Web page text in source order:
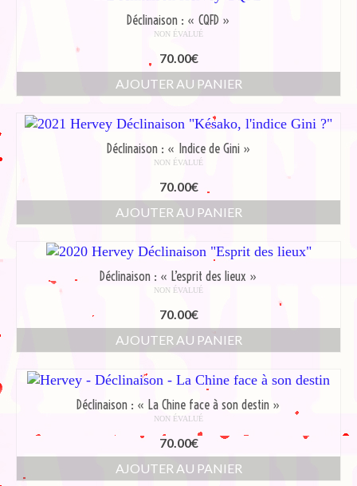
Déclinaison : « CQFD »
NON ÉVALUÉ
70.00€
AJOUTER AU PANIER
Déclinaison : « Indice de Gini »
NON ÉVALUÉ
70.00€
AJOUTER AU PANIER
Déclinaison : « L’esprit des lieux »
NON ÉVALUÉ
70.00€
AJOUTER AU PANIER
Déclinaison : « La Chine face à son destin »
NON ÉVALUÉ
70.00€
AJOUTER AU PANIER